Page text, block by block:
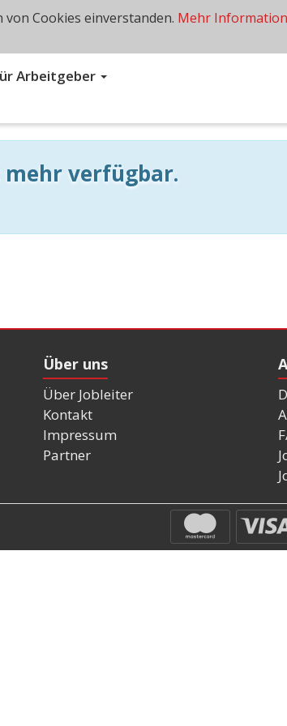
Arbeitgeber
verfügbar.
Über uns
Über Jobleiter
Kontakt
Impressum
Partner
Cookies einverstanden. Mehr